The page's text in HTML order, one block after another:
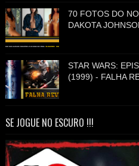
70 FOTOS DO
DAKOTA
STAR WARS:
(1999) - FALHA
SE JOGUE NO ESCURO !!!